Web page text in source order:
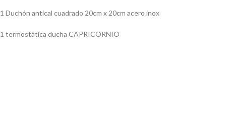
1 Duchón antical cuadrado 20cm x 20cm acero inox
1 termostática ducha CAPRICORNIO